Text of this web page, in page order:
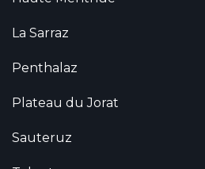
La Sarraz
Penthalaz
Plateau du Jorat
Sauteruz